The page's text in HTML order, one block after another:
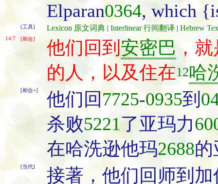
Elparan0364, which
[工具] Lexicon 原文词典 | Interlinear 行间翻译 | Hebrew
14:7 [和合] 他们回到安密巴 ，
的人，以及住在12哈
[和合+] 他们回7725-0935到
杀败5221了亚玛力
在哈洗逊他玛2688的
[当代]
接著，他们回师到